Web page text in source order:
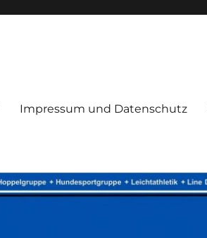
Impressum und Datenschutz